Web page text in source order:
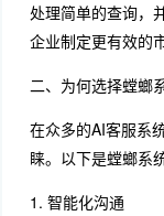
处理简单的查询，
企业制定更有效的
二、为何选择螳螂
在众多的AI客服系
睐。以下是螳螂系
1. 智能化沟通